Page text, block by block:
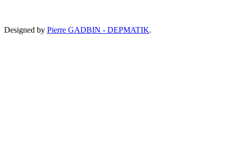
Designed by Pierre GADBIN - DEPMATIK.